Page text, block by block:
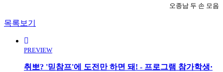
오종남 두 손 모음
목록보기
PREVIEW
취뽀? '믿참프'에 도전만 하면 돼! - 프로그램 참가학생·